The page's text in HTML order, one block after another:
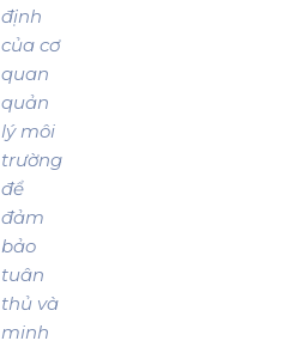
định
của cơ
quan
quản
lý môi
trường
để
đảm
bảo
tuân
thủ và
minh